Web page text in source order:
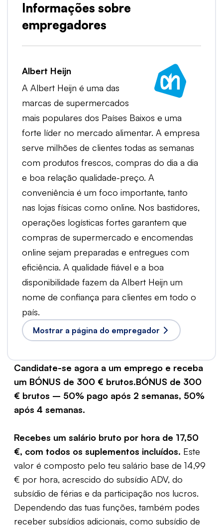
Informações sobre
empregadores
Albert Heijn
A Albert Heijn é uma das
marcas de supermercados
mais populares dos Países Baixos e uma
forte líder no mercado alimentar. A empresa
serve milhões de clientes todas as semanas
com produtos frescos, compras do dia a dia
e boa relação qualidade-preço. A
conveniência é um foco importante, tanto
nas lojas físicas como online. Nos bastidores,
operações logísticas fortes garantem que
compras de supermercado e encomendas
online sejam preparadas e entregues com
eficiência. A qualidade fiável e a boa
disponibilidade fazem da Albert Heijn um
nome de confiança para clientes em todo o
país.
Mostrar a página do empregador
Candidate-se agora a um emprego e receba
um BÓNUS de 300 € brutos.BÓNUS de 300
€ brutos – 50% pago após 2 semanas, 50%
após 4 semanas.
Recebes um salário bruto por hora de 17,50
€, com todos os suplementos incluídos. Este
valor é composto pelo teu salário base de 14,99
€ por hora, acrescido do subsídio ADV, do
subsídio de férias e da participação nos lucros.
Dependendo das tuas funções, também podes
receber subsídios adicionais, como subsídio de